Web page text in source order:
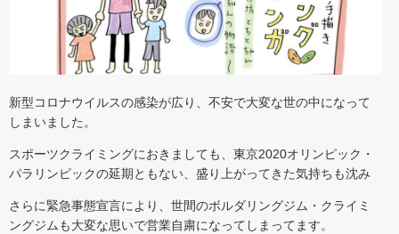
新型コロナウイルスの感染が広り、不安で大変な世の中になって
しまいました。
スポーツクライミングにおきましても、東京2020オリンピック・
パラリンピックの延期ともない、盛り上がってきた気持ちも沈み
さらに緊急事態宣言により、世間のボルダリングジム・クライミ
ングジムも大変な思いで営業自粛になってしまってます。